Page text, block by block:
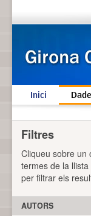
Inici
Filtres
Cliqueu sobre un
termes de la
per filtrar els
AUTORS